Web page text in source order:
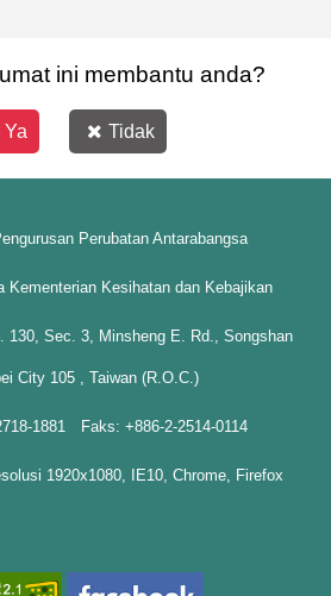
ini membantu anda?
Ya Tidak
Perubatan Antarabangsa
Kementerian Kesihatan dan Kebajikan
130, Sec. 3, Minsheng E. Rd., Songshan
City 105 , Taiwan (R.O.C.)
1881 Faks: +886-2-2514-0114
1920x1080, IE10, Chrome, Firefox